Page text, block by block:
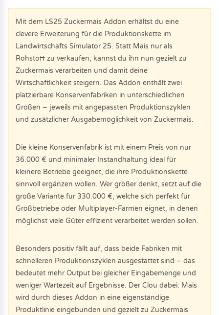
Mit dem LS25 Zuckermais Addon erhältst du eine
clevere Erweiterung für die Produktionskette im
Landwirtschafts Simulator 25. Statt Mais nur als
Rohstoff zu verkaufen, kannst du ihn nun gezielt zu
Zuckermais verarbeiten und damit deine
Wirtschaftlichkeit steigern. Das Addon enthält zwei
platzierbare Konservenfabriken in unterschiedlichen
Größen – jeweils mit angepassten Produktionszyklen
und zusätzlicher Ausgabemöglichkeit von Zuckermais.
Die kleine Konservenfabrik ist mit einem Preis von nur
36.000 € und minimaler Instandhaltung ideal für
kleinere Betriebe geeignet, die ihre Produktionskette
sinnvoll ergänzen wollen. Wer größer denkt, setzt auf die
große Variante für 330.000 €, welche sich perfekt für
Großbetriebe oder Multiplayer-Farmen eignet, in denen
möglichst viele Güter effizient verarbeitet werden sollen.
Besonders positiv fällt auf, dass beide Fabriken mit
schnelleren Produktionszyklen ausgestattet sind – das
bedeutet mehr Output bei gleicher Eingabemenge und
weniger Wartezeit auf Ergebnisse. Der Clou dabei: Mais
wird durch dieses Addon in eine eigenständige
Produktlinie eingebunden und gezielt zu Zuckermais